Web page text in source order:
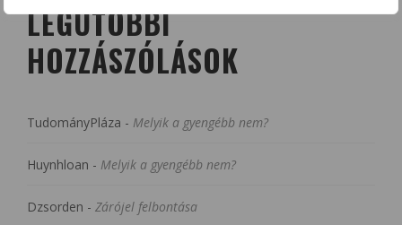
LEGUTÓBBI
HOZZÁSZÓLÁSOK
TudományPláza - Melyik a gyengébb nem?
Huynhloan - Melyik a gyengébb nem?
Dzsorden - Zárójel felbontása